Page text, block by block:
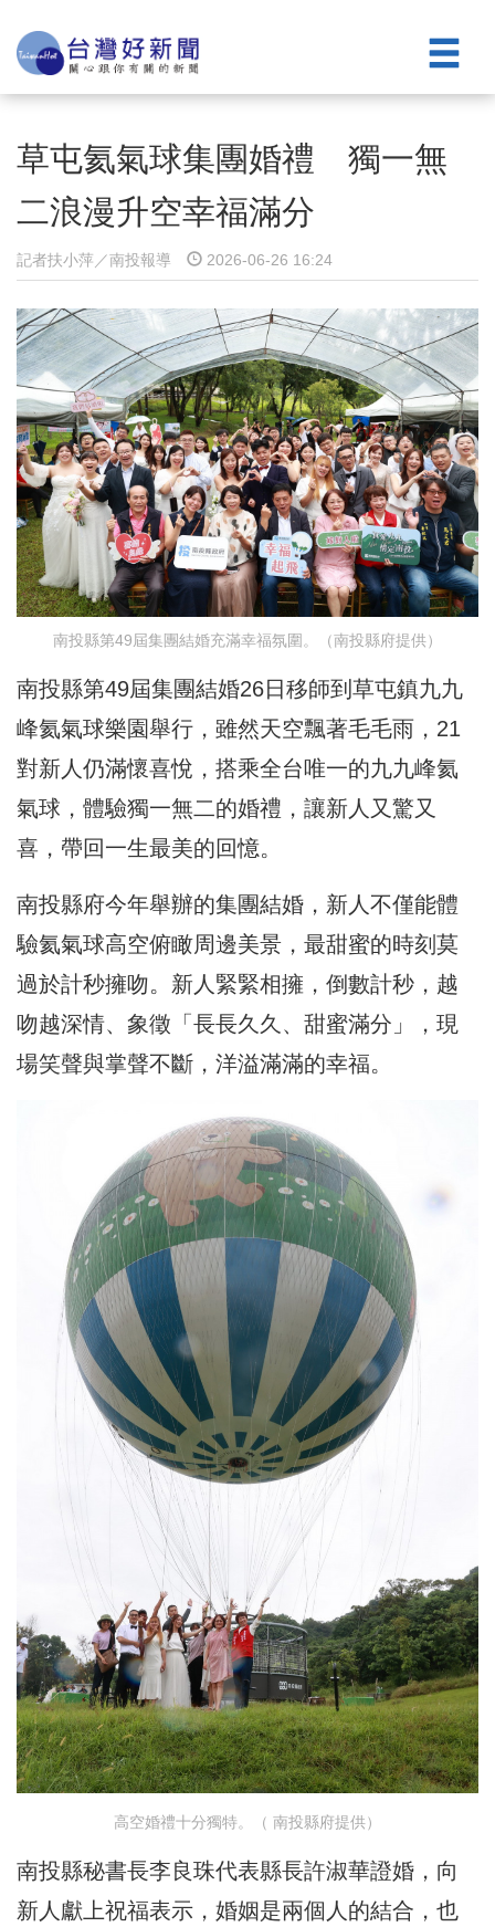
草屯氦氣球集團婚禮 獨一無
二浪漫升空幸福滿分
記者扶小萍／南投報導 2026-06-26 16:24
南投縣第49屆集團結婚充滿幸福氛圍。（南投縣府提供）
南投縣第49屆集團結婚26日移師到草屯鎮九九
峰氦氣球樂園舉行，雖然天空飄著毛毛雨，21
對新人仍滿懷喜悅，搭乘全台唯一的九九峰氦
氣球，體驗獨一無二的婚禮，讓新人又驚又
喜，帶回一生最美的回憶。
南投縣府今年舉辦的集團結婚，新人不僅能體
驗氦氣球高空俯瞰周邊美景，最甜蜜的時刻莫
過於計秒擁吻。新人緊緊相擁，倒數計秒，越
吻越深情、象徵「長長久久、甜蜜滿分」，現
場笑聲與掌聲不斷，洋溢滿滿的幸福。
高空婚禮十分獨特。（ 南投縣府提供）
南投縣秘書長李良珠代表縣長許淑華證婚，向
新人獻上祝福表示，婚姻是兩個人的結合，也